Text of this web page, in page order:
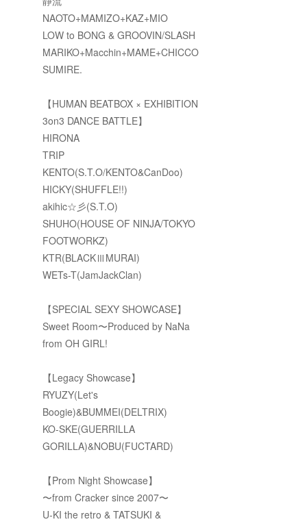
NAOTO+MAMIZO+KAZ+MIO
LOW to BONG & GROOVIN/SLASH
MARIKO+Macchin+MAME+CHICCO
SUMIRE.
【HUMAN BEATBOX × EXHIBITION
3on3 DANCE BATTLE】
HIRONA
TRIP
KENTO(S.T.O/KENTO&CanDoo)
HICKY(SHUFFLE!!)
akihic☆彡(S.T.O)
SHUHO(HOUSE OF NINJA/TOKYO
FOOTWORKZ)
KTR(BLACKⅢMURAI)
WETs-T(JamJackClan)
【SPECIAL SEXY SHOWCASE】
Sweet Room〜Produced by NaNa
from OH GIRL!
【Legacy Showcase】
RYUZY(Let's
Boogie)&BUMMEI(DELTRIX)
KO-SKE(GUERRILLA
GORILLA)&NOBU(FUCTARD)
【Prom Night Showcase】
〜from Cracker since 2007〜
U-KI the retro & TATSUKI &